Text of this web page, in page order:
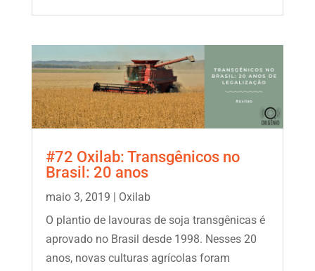
#72 Oxilab: Transgênicos no
Brasil: 20 anos
maio 3, 2019 | Oxilab
O plantio de lavouras de soja transgênicas é
aprovado no Brasil desde 1998. Nesses 20
anos, novas culturas agrícolas foram